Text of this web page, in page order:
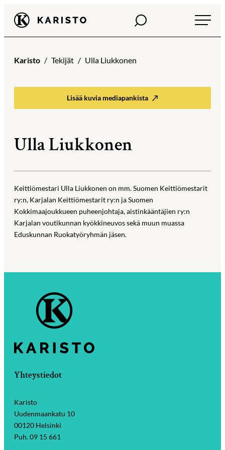
Siirry
suoraan
sisältöön
Karisto Haku
Karisto Tekijät Ulla Liukkonen
Lisää kuvia mediapankista
Ulla Liukkonen
Keittiömestari Ulla Liukkonen on mm. Suomen Keittiömestarit
ry:n, Karjalan Keittiömestarit ry:n ja Suomen
Kokkimaajoukkueen puheenjohtaja, aistinkääntäjien ry:n
Karjalan voutikunnan kyökkineuvos sekä muun muassa
Eduskunnan Ruokatyöryhmän jäsen.
Yhteystiedot
Karisto
Uudenmaankatu 10
00120 Helsinki
Puh. 09 15 661